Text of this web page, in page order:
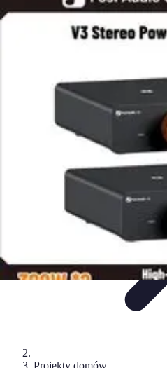
Projekty na Dom
Projektowanie wnętrzInspiracje
dotyczące projektówTrendy
Projekty domów